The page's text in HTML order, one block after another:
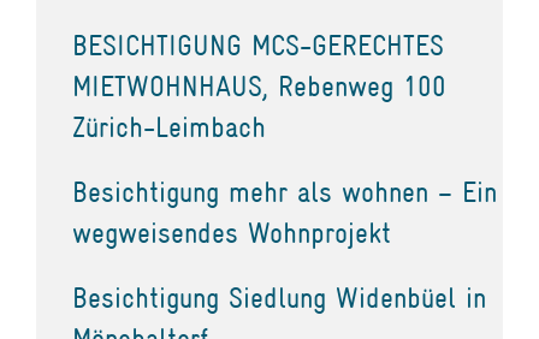
BESICHTIGUNG MCS-GERECHTES
MIETWOHNHAUS, Rebenweg 100
Zürich-Leimbach
Besichtigung mehr als wohnen – Ein
wegweisendes Wohnprojekt
Besichtigung Siedlung Widenbüel in